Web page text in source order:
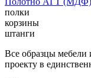
полки
корзины
штанги
Все образцы мебели
проекту в